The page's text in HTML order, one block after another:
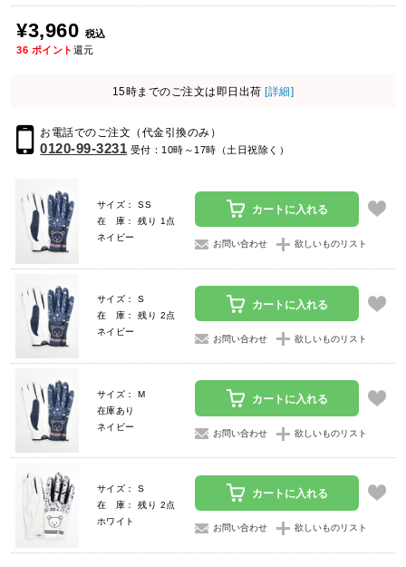
¥3,960 税込
36 ポイント 還元
15時までのご注文は即日出荷 [詳細]
お電話でのご注文（代金引換のみ）
0120-99-3231 受付：10時～17時（土日祝除く）
サイズ： SS
在 庫： 残り 1点
ネイビー
カートに入れる
お問い合わせ 欲しいものリスト
サイズ： S
在 庫： 残り 2点
ネイビー
カートに入れる
お問い合わせ 欲しいものリスト
サイズ： M
在庫あり
ネイビー
カートに入れる
お問い合わせ 欲しいものリスト
サイズ： S
在 庫： 残り 2点
ホワイト
カートに入れる
お問い合わせ 欲しいものリスト